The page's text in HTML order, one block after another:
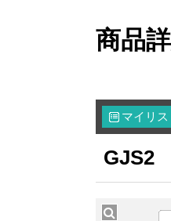
商品
マイリス
GJS2